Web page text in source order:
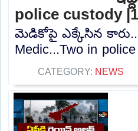
police custody
మెడికోపై ఎక్కేసిన
Medic...Two in
CATEGORY: NEWS